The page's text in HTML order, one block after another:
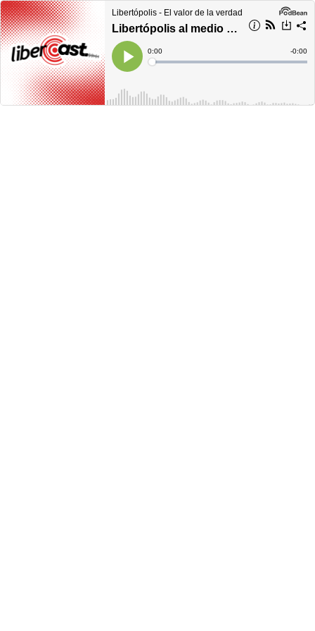
Libertópolis - El valor de la verdad
Libertópolis al medio día, martes 29 de marzo 2022
Play
Current
Time
0:00
Loaded:
Time
-0:00